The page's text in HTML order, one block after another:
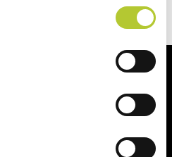
staff@towant.it